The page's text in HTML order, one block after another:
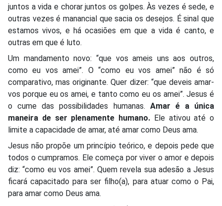
juntos a vida e chorar juntos os golpes. Às vezes é sede, e
outras vezes é manancial que sacia os desejos. É sinal que
estamos vivos, e há ocasiões em que a vida é canto, e
outras em que é luto.
Um mandamento novo: “que vos ameis uns aos outros,
como eu vos amei”. O “como eu vos amei” não é só
comparativo, mas originante. Quer dizer: “que deveis amar-
vos porque eu os amei, e tanto como eu os amei”. Jesus é
o cume das possibilidades humanas. Amar é a única
maneira de ser plenamente humano. Ele ativou até o
limite a capacidade de amar, até amar como Deus ama.
Jesus não propõe um princípio teórico, e depois pede que
todos o cumpramos. Ele começa por viver o amor e depois
diz: “como eu vos amei”. Quem revela sua adesão a Jesus
ficará capacitado para ser filho(a), para atuar como o Pai,
para amar como Deus ama.